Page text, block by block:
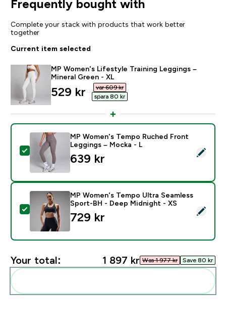
Frequently bought with
Complete your stack with products that work better
together
Current item selected
MP Women's Lifestyle Training Leggings –
Mineral Green - XL
discounted price
529 kr‎
var 609 kr‎
spara 80 kr‎
Select this product - MP Women's Tempo Ruched
MP Women's Tempo Ruched Front
Leggings – Mocka - L
639 kr‎
Select this product - MP Women's Tempo Ultra
MP Women's Tempo Ultra Seamless
Sport-BH - Deep Midnight - XS
729 kr‎
Your total: 1 897 kr‎ Was 1 977 kr‎ Save 80 kr‎